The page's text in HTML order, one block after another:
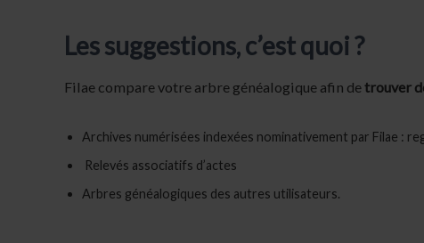
Les suggestions, c’est quoi ?
Filae compare votre arbre généalogique afin detrouver
Archives numérisées indexées nominativement par Filae :
Relevés associatifs d’actes
Arbres généalogiques des autres utilisateurs.